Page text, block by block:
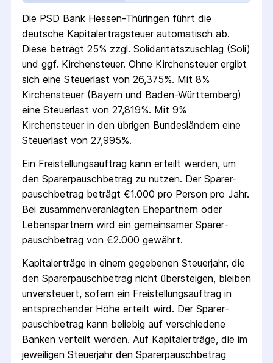
Die PSD Bank Hessen-Thüringen führt die
deutsche Kapital­ertrag­steuer automatisch ab.
Diese beträgt 25% zzgl. Solidaritäts­zuschlag (Soli)
und ggf. Kirchensteuer. Ohne Kirchensteuer ergibt
sich eine Steuerlast von 26,375%. Mit 8%
Kirchensteuer (Bayern und Baden-Württemberg)
eine Steuerlast von 27,819%. Mit 9%
Kirchensteuer in den übrigen Bundesländern eine
Steuerlast von 27,995%.
Ein Freistellungs­auftrag kann erteilt werden, um
den Sparer­pausch­betrag zu nutzen. Der Sparer­
pausch­betrag beträgt €1.000 pro Person pro Jahr.
Bei zusammenveranlagten Ehepartnern oder
Lebenspartnern wird ein gemeinsamer Sparer­
pausch­betrag von €2.000 gewährt.
Kapitalerträge in einem gegebenen Steuerjahr, die
den Sparer­pausch­betrag nicht übersteigen, bleiben
unversteuert, sofern ein Freistellungs­auftrag in
entsprechender Höhe erteilt wird. Der Sparer­
pausch­betrag kann beliebig auf verschiedene
Banken verteilt werden. Auf Kapitalerträge, die im
jeweiligen Steuerjahr den Sparer­pausch­betrag